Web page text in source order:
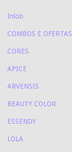
Início
COMBOS E OFERTAS
CORES
APICE
ARVENSIS
BEAUTY COLOR
ESSENDY
LOLA